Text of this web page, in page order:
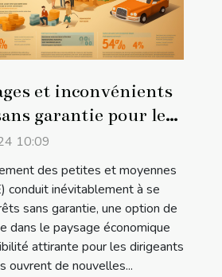
et inconvénients
garantie pour les
PME
10:09
des petites et moyennes
conduit inévitablement à se
sans garantie, une option de
dans le paysage économique
attirante pour les dirigeants
ouvrent de nouvelles...